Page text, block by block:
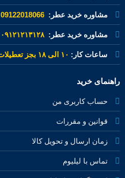
مشاوره خرید عطر: 09122018066
مشاوره خرید عطر:۰۹۱۲۱۲۱۳۱۲۸
ساعات کار: ۱۰ الی ۱۸ بجز تعطیلات
راهنمای خرید
حساب کاربری من
قوانین و مقررات
زمان ارسال و تحویل کالا
تماس با لیلیوم